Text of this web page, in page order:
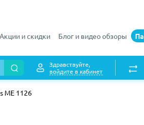
Акции и скидки Блог и видео обзоры
Здравствуйте,
войдите в кабинет
ME 1126